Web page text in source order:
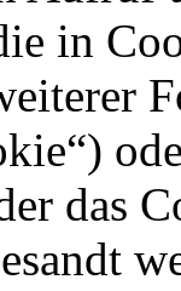
in
das